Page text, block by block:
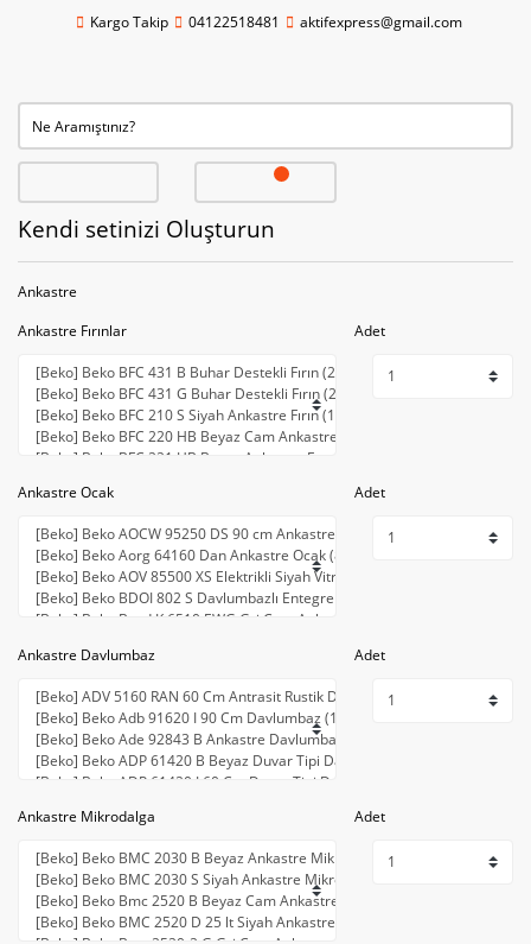
Kargo Takip 04122518481 aktifexpress@gmail.com
Kendi setinizi Oluşturun
Ankastre
Ankastre Fırınlar
Adet
Ankastre Ocak Adet
Ankastre Davlumbaz Adet
Ankastre Mikrodalga Adet